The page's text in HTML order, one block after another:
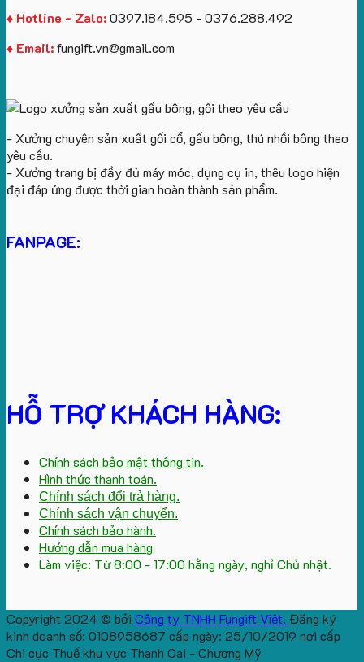
♦ Hotline - Zalo:0397.184.595 - 0376.288.492
♦ Email:fungift.vn@gmail.com
- Xưởng chuyên sản xuất gối cổ, gấu bông, thú nhồi bông theo
yêu cầu.
- Xưởng trang bị đầy đủ máy móc, dụng cụ in, thêu logo hiện
đại đáp ứng được thời gian hoàn thành sản phẩm.
FANPAGE:
HỖ TRỢ KHÁCH HÀNG:
Chính sách bảo mật thông tin.
Hình thức thanh toán.
Chính sách đổi trả hàng.
Chính sách vận chuyển.
Chính sách bảo hành.
Hướng dẫn mua hàng
Làm việc: Từ 8:00 - 17:00 hằng ngày, nghỉ Chủ nhật.
Copyright 2024 © bởi Công ty TNHH Fungift Việt. Đăng ký
kinh doanh số: 0108958687 cấp ngày: 25/10/2019 nơi cấp
Chi cục Thuế khu vực Thanh Oai - Chương Mỹ